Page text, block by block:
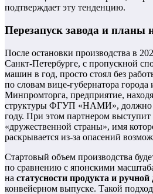
подтверждает эту тенденцию.
Перезапуск завода и планы
После остановки производства в
Санкт‑Петербурге, с пропускной
машин в год, просто стоял без
по словам вице-губернатора города
Минпромторга, предприятие,
структуры ФГУП «НАМИ», должно
году. При этом партнером
«дружественной страны», имя
раскрывается из-за опасений
Стартовый объем производства
по сравнению с японскими
на статусности продукта и ручной
конвейерном выпуске. Такой